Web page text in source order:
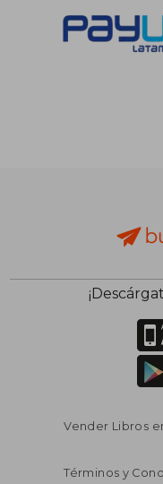
Vender Libros
Términos y